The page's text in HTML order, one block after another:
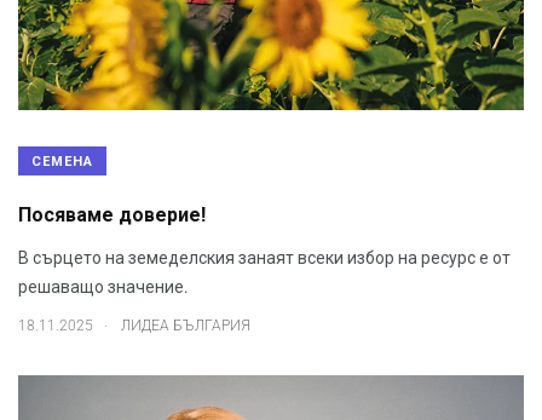
СЕМЕНА
Посяваме доверие!
В сърцето на земеделския занаят всеки избор на ресурс е от
решаващо значение.
18.11.2025 . ЛИДЕА БЪЛГАРИЯ